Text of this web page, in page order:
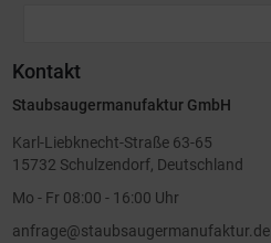
Kontakt
Staubsaugermanufaktur GmbH
Karl-Liebknecht-Straße 63-65
15732 Schulzendorf, Deutschland
Mo - Fr 08:00 - 16:00 Uhr
anfrage@staubsaugermanufaktur.de